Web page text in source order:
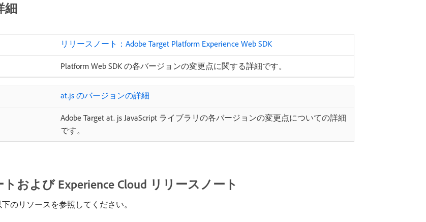
細
リリースノート：Adobe Target Platform Experience Web SDK
Platform Web SDK の各バージョンの変更点に関する詳細です。
at.js のバージョンの詳細
Adobe Target at. js JavaScript ライブラリの各バージョンの変更点についての詳細
です。
および Experience Cloud リリースノート
のリソースを参照してください。